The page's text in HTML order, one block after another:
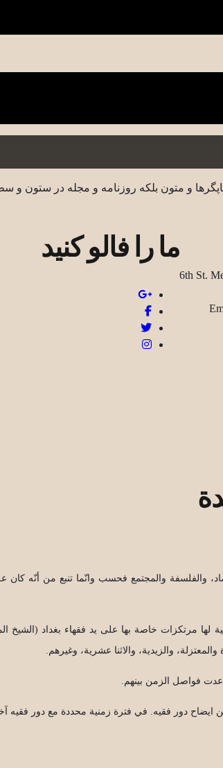
و متون بلکه روزنامه و مجله در ستون و
ما را فالو کنید
والفلسفة والمجتمع فحسب وانّما تنبع من
لها مرتكزات خاصة بها على يد فقهاء بغداد
والزيدية، والاثنا عشرية، وغيرهم.
فواصل الزمن بينهم.
ايضاح دور فقيه. في فترة زمنية محددة مع دور